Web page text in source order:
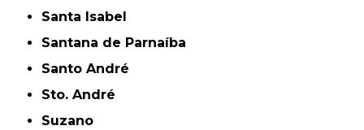
Santa Isabel
Santana de Parnaíba
Santo André
Sto. André
Suzano